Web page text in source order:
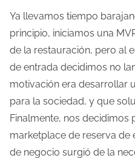
u
r
a
d
e
l
a
e
Ya llevamos tiempo
principio, iniciamos una
de la restauración, pero al
de entrada decidimos no
motivación era desarrollar
para la sociedad, y que
Finalmente, nos decidimos
marketplace de reserva de
de negocio surgió de la